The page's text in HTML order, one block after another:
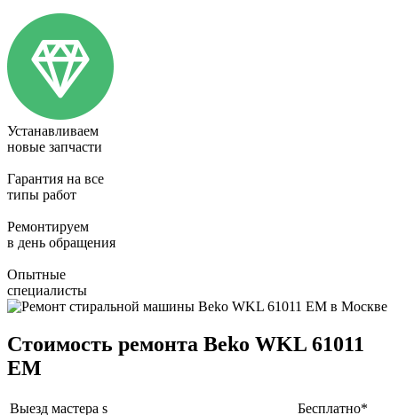
Устанавливаем
новые запчасти
Гарантия на все
типы работ
Ремонтируем
в день обращения
Опытные
специалисты
Стоимость ремонта Beko WKL 61011
EM
Выезд мастера s
Бесплатно*